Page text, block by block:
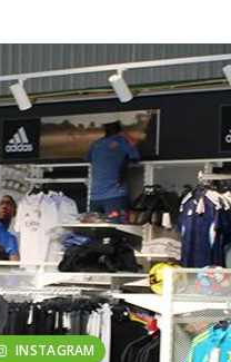
INSTAGRAM